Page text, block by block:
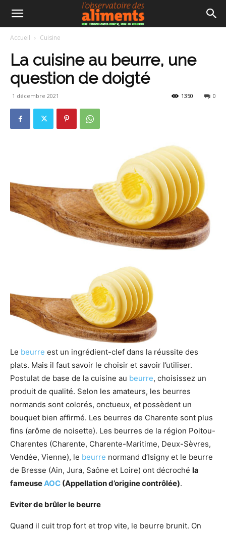
Accueil Cuisine
La cuisine au beurre, une
question de doigté
1 décembre 2021 0
1350
Le beurre est un ingrédient-clef dans la réussite des
plats. Mais il faut savoir le choisir et savoir l’utiliser.
Postulat de base de la cuisine au beurre, choisissez un
produit de qualité. Selon les amateurs, les beurres
normands sont colorés, onctueux, et possèdent un
bouquet bien affirmé. Les beurres de Charente sont plus
fins (arôme de noisette). Les beurres de la région Poitou-
Charentes (Charente, Charente-Maritime, Deux-Sèvres,
Vendée, Vienne), le beurre normand d’Isigny et le beurre
de Bresse (Ain, Jura, Saône et Loire) ont décroché la
fameuseAOC (Appellation d’origine contrôlée).
Eviter de brûler le beurre
Quand il cuit trop fort et trop vite, le beurre brunit. On